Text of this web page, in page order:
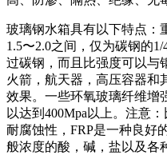
玻璃钢水箱具有以下特点：
1.5〜2.0之间，仅为碳钢的
过碳钢，而且比强度可以与
火箭，航天器，高压容器和
效果。一些环氧玻璃纤维增
以达到400Mpa以上。注意
耐腐蚀性，FRP是一种良好
般浓度的酸，碱，盐以及各